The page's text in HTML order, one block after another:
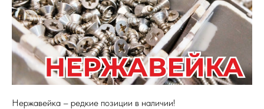
Нержавейка – редкие позиции в наличии!